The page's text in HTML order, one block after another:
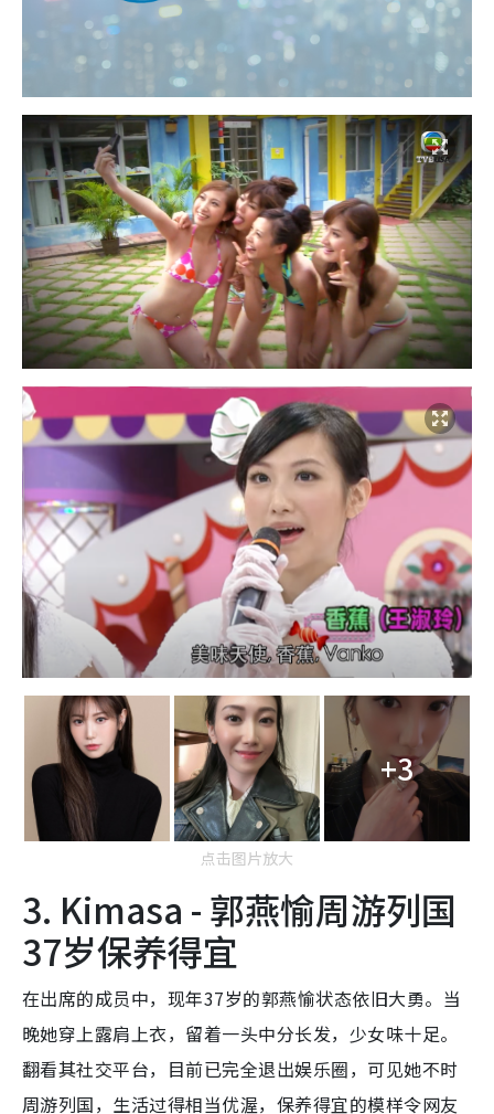
+3
点击图片放大
3. Kimasa - 郭燕愉周游列国
37岁保养得宜
在出席的成员中，现年37岁的郭燕愉状态依旧大勇。当
晚她穿上露肩上衣，留着一头中分长发，少女味十足。
翻看其社交平台，目前已完全退出娱乐圈，可见她不时
周游列国，生活过得相当优渥，保养得宜的模样令网友